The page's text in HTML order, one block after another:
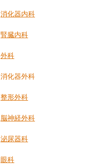
消化器内科
腎臓内科
外科
消化器外科
整形外科
脳神経外科
泌尿器科
眼科